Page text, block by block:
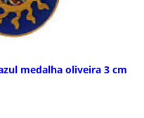
medalha oliveira 3 cm